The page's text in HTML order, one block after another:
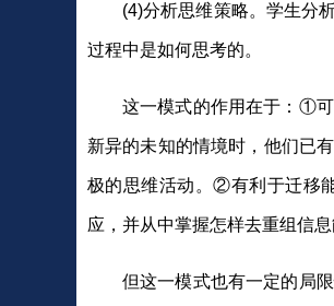
(4)分析思维策略。学生分
过程中是如何思考的。
这一模式的作用在于：①
新异的未知的情境时，他们已
极的思维活动。②有利于迁移
应，并从中掌握怎样去重组信
但这一模式也有一定的局